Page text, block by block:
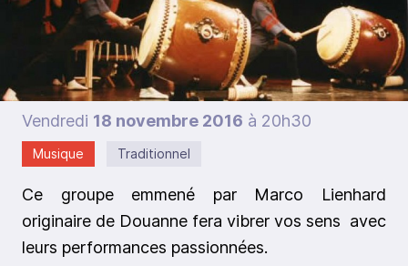
Vendredi 18 novembre 2016 à 20h30
Musique Traditionnel
Ce groupe emmené par Marco Lienhard
originaire de Douanne fera vibrer vos sens avec
leurs performances passionnées.